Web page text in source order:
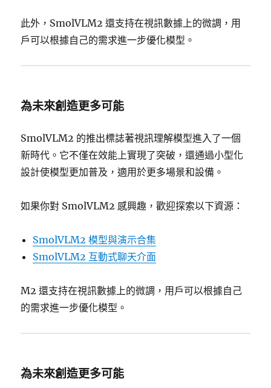
此外，SmolVLM2 還支持在視訊數據上的微調，用
戶可以根據自己的需求進一步優化模型。
為未來創造更多可能
SmolVLM2 的推出標誌著視訊理解模型進入了一個
新時代。它不僅在效能上實現了突破，還通過小型化
設計使模型更加普及，適用於更多場景和設備。
如果你對 SmolVLM2 感興趣，歡迎探索以下資源：
SmolVLM2 模型與演示合集
SmolVLM2 互動式聊天介面
M2 還支持在視訊數據上的微調，用戶可以根據自己
的需求進一步優化模型。
為未來創造更多可能